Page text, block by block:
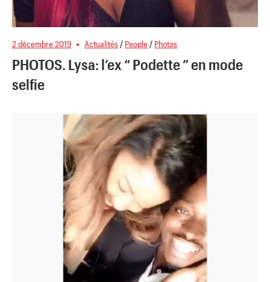
2 décembre 2019 Actualités / People / Photos
PHOTOS. Lysa: l’ex “ Podette ” en mode
selfie